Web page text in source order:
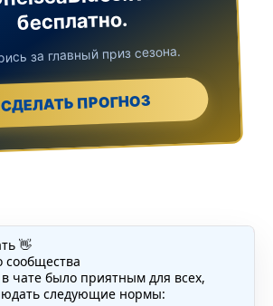
бесплатно.
за главный приз сезона.
СДЕЛАТЬ ПРОГНОЗ
👋
чате было приятным для всех,
следующие нормы: